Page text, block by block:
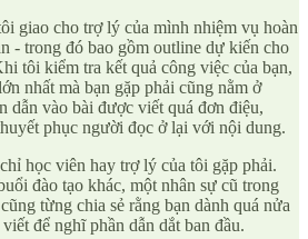
giao cho trợ lý của mình nhiệm vụ hoàn
- trong đó bao gồm outline dự kiến cho
tôi kiểm tra kết quả công việc của bạn,
nhất mà bạn gặp phải cũng nằm ở
dẫn vào bài được viết quá đơn điệu,
phục người đọc ở lại với nội dung.
học viên hay trợ lý của tôi gặp phải.
đào tạo khác, một nhân sự cũ trong
từng chia sẻ rằng bạn dành quá nửa
để nghĩ phần dẫn dắt ban đầu.